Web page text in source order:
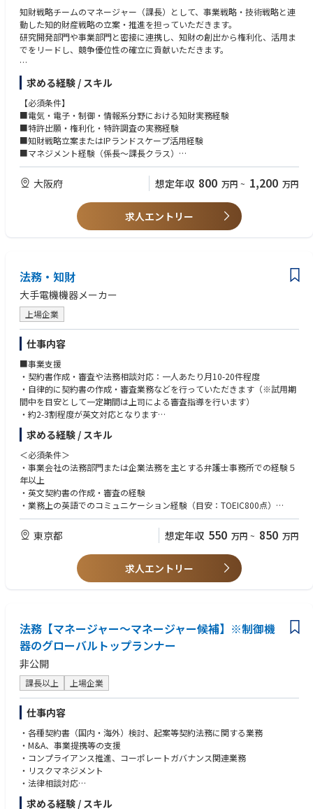
きる環境があります。
＜入社後のキャリアパス＞
・入社後は、取締役会室の法務エキスパートとして、取締役会室の法務運
営全般をリードしていただきます。
異動も検討される範囲です。
＜働き方について＞
準備期間を含め株主総会の時期（3～5月頃）は繁忙期となりますが、
11月～1月を中心に閑散期となり、年間を通じて繁閑のメリハリがある環
境です。
・リコーのコーポレートガバナンス
◎『はじめまして、リコーです。』
＜求める人物像＞
・商事法務の専門性を基盤に、経営視点で課題を構造化し、解決策を提案
できる方
・機密性の高い情報を扱う中で、高い倫理観と透明性をもって行動できる
方
・社外役員・経営幹部など多様なステークホルダーと、信頼関係を構築で
きるコミュニケーション力
・経営判断の背景を理解しつつ、法務として独立した立場から助言できる
方
・新制度やガバナンス潮流（コーポレートガバナンス・コードなど）を学
び続ける姿勢を持つ方
知財戦略チームのマネージャー（課長）として、事業戦略・技術戦略と連
動した知的財産戦略の立案・推進を担っていただきます。
研究開発部門や事業部門と密接に連携し、知財の創出から権利化、活用ま
でをリードし、競争優位性の確立に貢献いただきます。
【具体的な業務】
・知財活用による事業価値向上施策の企画・推進
・知財戦略グループの組織マネジメントおよびメンバー育成
・中長期事業戦略に基づく知財戦略の立案・推進
・国内外における特許出願・権利化および知財ポートフォリオ管理
・新製品開発における知財リスク分析およびクリアランス業務
・他社とのライセンス交渉、共同開発案件における知財対応
求める経験 / スキル
【必須条件】
■電気・電子・制御・情報系分野における知財実務経験
■特許出願・権利化・特許調査の実務経験
■知財戦略立案またはIPランドスケープ活用経験
■マネジメント経験（係長～課長クラス）
■ビジネスレベルの英語力
大阪府 想定年収 800 万円 ~ 1,200 万円
求人エントリー
法務・知財
大手電機機器メーカー
上場企業
仕事内容
■事業支援
・契約書作成・審査や法務相談対応：一人あたり月10-20件程度
・自律的に契約書の作成・審査業務などを行っていただきます（※試用期
間中を目安として一定期間は上司による審査指導を行います）
・約2-3割程度が英文対応となります
■プロジェクト支援
・プロジェクトの法務主担当としてM&Aや新規商材の立ち上げ対応などの
プロジェクトを法的側面で推進します
■インシデント対応支援
・訴訟対応・トラブル対応などの案件に対応いただきます
※会社の定める職務の範囲で今後変更となる可能性があります
＜入社後のキャリアパス＞
法務で経験を積んでいただいた後、リスクマネジメントやコンプライアン
ス部門へのローテーション、グループ内ビジネスユニットの経営層の判断
＜アピールポイント＞
・グローバルに展開する企業において、海外の関係者（海外極、海外弁護
士等）とのメール・オンライン会議等が発生し、語学力を磨ける
・上司・同僚から必要な支援が受けられる
・デジタルツールの積極的な活用、全社的法務相談システムの導入など、
業務効率化のためのツールは積極的に活用・導入しており、企業法務とし
て最先端の働き方ができる
・ご自身でタイムマネジメントを行いながらフレキシブルに働くことがで
きる環境がある
＜働き方について＞
・残業時間は、平均10時間/月程度（プロジェクトの状況等により変動あ
り）
求める経験 / スキル
＜必須条件＞
・事業会社の法務部門または企業法務を主とする弁護士事務所での経験５
年以上
・英文契約書の作成・審査の経験
・業務上の英語でのコミュニケーション経験（目安：TOEIC800点）
＜歓迎条件＞
・メーカーにおける一連の製品開発・販売プロセスに関する経験（自社製
品の開発、仕入れ、販売に関する契約書作成など）
・社内外の複数の関係者が関わるプロジェクトをリードした経験
・データ・セキュリティ関連の法務対応経験
＜求める人物像＞
・他部署の方とコミュニケーションを取りながら、法務のプロフェッショ
ナルとしてビジネス側の事業推進のために動くというマインドをお持ちの
方
・これまで経験したことのないことでも物怖じせず乗り越えようとするマ
インドのある方
・自律的に考え、関係者を巻き込みながら、自ら課題を発見し、提案し、
解決のために必要なアクションを取ることができる方
東京都 想定年収 550 万円 ~ 850 万円
求人エントリー
法務【マネージャー～マネージャー候補】※制御機
器のグローバルトップランナー
非公開
課長以上 上場企業
仕事内容
・各種契約書（国内・海外）検討、起案等契約法務に関する業務
・M&A、事業提携等の支援
・コンプライアンス推進、コーポレートガバナンス関連業務
・リスクマネジメント
・法律相談対応
・訴訟、法的紛争の解決と、予防の立案、実行
求める経験 / スキル